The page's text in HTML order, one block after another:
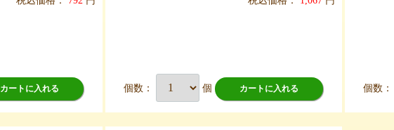
カートに入れる 個数： 個 カートに入れる 個数：